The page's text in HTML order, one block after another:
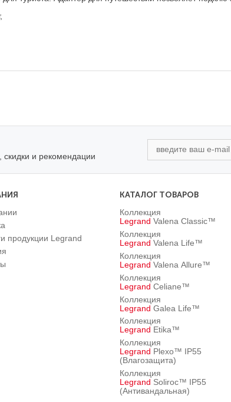
скидки и рекомендации
продукции Legrand
КАТАЛОГ ТОВАРОВ
Коллекция
Legrand Valena Classic™
Коллекция
Legrand Valena Life™
Коллекция
Legrand Valena Allure™
Коллекция
Legrand Celiane™
Коллекция
Legrand Galea Life™
Коллекция
Legrand Etika™
Коллекция
Legrand Plexo™ IP55
(Влагозащита)
Коллекция
Legrand Soliroc™ IP55
(Антивандальная)